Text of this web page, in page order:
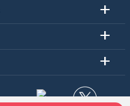
+
+
+